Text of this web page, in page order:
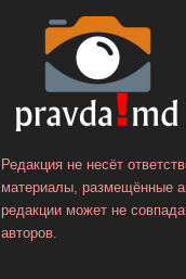
Редакция не несёт
материалы, размещённые
редакции может не
авторов.